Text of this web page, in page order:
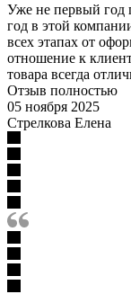
Уже не первый год
год в этой
всех этапах от
отношение к
товара всегда
Отзыв полностью
05 ноября 2025
Стрелкова Елена